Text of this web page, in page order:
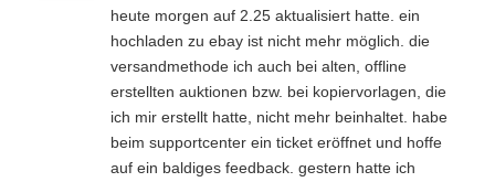
heute morgen auf 2.25 aktualisiert hatte. ein
hochladen zu ebay ist nicht mehr möglich. die
versandmethode ich auch bei alten, offline
erstellten auktionen bzw. bei kopiervorlagen, die
ich mir erstellt hatte, nicht mehr beinhaltet. habe
beim supportcenter ein ticket eröffnet und hoffe
auf ein baldiges feedback. gestern hatte ich